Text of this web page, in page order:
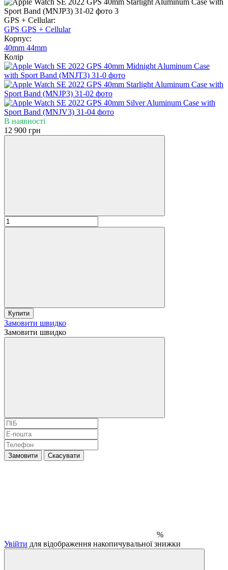
GPS + Cellular:
GPS GPS + Cellular
Корпус:
40mm 44mm
Колір
В наявності
12 900 грн
Купити
Замовити швидко
Замовити швидко
Замовити Скасувати
%
Увійти для відображення накопичувальної знижки